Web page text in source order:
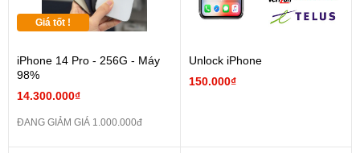
Giá tốt !
iPhone 14 Pro - 256G - Máy
98%
14.300.000₫
ĐANG GIẢM GIÁ 1.000.000đ
Unlock iPhone
150.000₫